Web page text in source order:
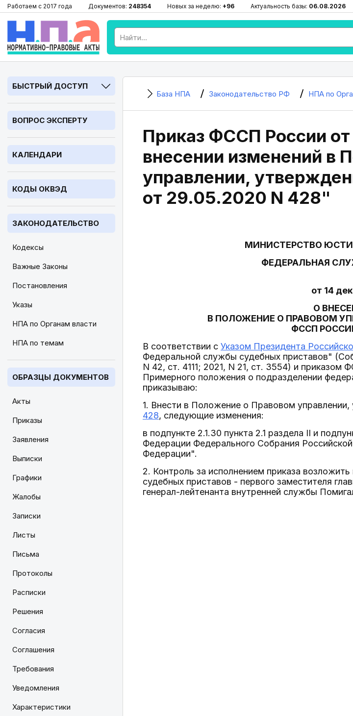
Работаем с 2017 года Документов: 248354 Новых за неделю: +96 Актуальность базы: 06.08.2026
БЫСТРЫЙ ДОСТУП
ВОПРОС ЭКСПЕРТУ
КАЛЕНДАРИ
КОДЫ ОКВЭД
ЗАКОНОДАТЕЛЬСТВО
Кодексы
Важные Законы
Постановления
Указы
НПА по Органам власти
НПА по темам
ОБРАЗЦЫ ДОКУМЕНТОВ
Акты
Приказы
Заявления
Выписки
Графики
Жалобы
Записки
Листы
Письма
Протоколы
Расписки
Решения
Согласия
Соглашения
Требования
Уведомления
Характеристики
База НПА Законодательство РФ НПА по
Приказ ФССП России
внесении изменений в
управлении,
от 29.05.2020 N 428"
МИНИСТЕРСТВО
ФЕДЕРАЛЬНАЯ
от 14
О
В ПОЛОЖЕНИЕ О ПРАВОВОМ
ФССП
В соответствии с Указом Президента
Федеральной службы судебных приставов"
N 42, ст. 4111; 2021, N 21, ст. 3554) и
Примерного положения о подразделении
приказываю:
1. Внести в Положение о Правовом
428, следующие изменения:
в подпункте 2.1.30 пункта 2.1 раздела II и
Федерации Федерального Собрания
Федерации".
2. Контроль за исполнением приказа
судебных приставов - первого заместителя
генерал-лейтенанта внутренней службы